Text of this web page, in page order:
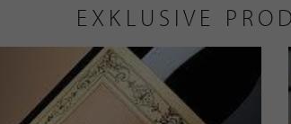
EXKLUSIVE